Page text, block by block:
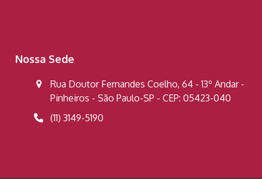
Nossa Sede
Rua Doutor Fernandes Coelho, 64 - 13º Andar -
Pinheiros - São Paulo-SP - CEP: 05423-040
(11) 3149-5190